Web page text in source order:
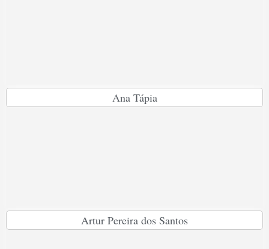
Ana Tápia
Artur Pereira dos Santos